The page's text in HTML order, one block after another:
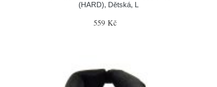
(HARD), Dětská, L
559 Kč